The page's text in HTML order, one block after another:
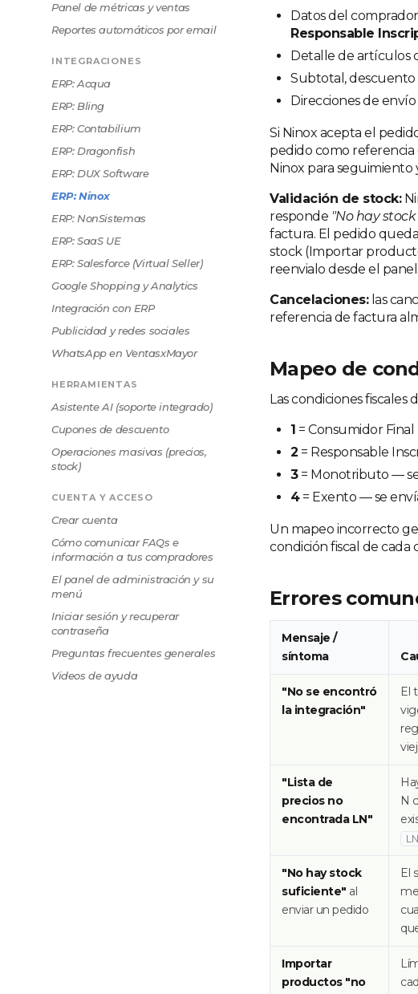
Panel de métricas y ventas
Reportes automáticos por email
INTEGRACIONES
ERP: Acqua
ERP: Bling
ERP: Contabilium
ERP: Dragonfish
ERP: DUX Software
ERP: Ninox
ERP: NonSistemas
ERP: SaaS UE
ERP: Salesforce (Virtual Seller)
Google Shopping y Analytics
Integración con ERP
Publicidad y redes sociales
WhatsApp en VentasxMayor
HERRAMIENTAS
Asistente AI (soporte integrado)
Cupones de descuento
Operaciones masivas (precios,
stock)
CUENTA Y ACCESO
Crear cuenta
Cómo comunicar FAQs e
información a tus compradores
El panel de administración y su
menú
Iniciar sesión y recuperar
contraseña
Preguntas frecuentes generales
Videos de ayuda
Datos del
Responsable
Detalle de artículos
Subtotal, descuento
Direcciones de
Si Ninox acepta el
pedido como referencia
Ninox para seguimiento
Validación de stock:
responde "No hay
factura. El pedido
stock (Importar
reenvialo desde el panel.
Cancelaciones:las
referencia de factura
Mapeo de
Las condiciones fiscales
1 = Consumidor
2 = Responsable
3= Monotributo —
4= Exento — se
Un mapeo incorrecto
condición fiscal de cada
Errores
Mensaje /
síntoma
"No se encontró
la integración"
El
"Lista de
precios no
encontrada LN"
N
LN
"No hay stock
suficiente" al
enviar un pedido
El
Importar
productos "no